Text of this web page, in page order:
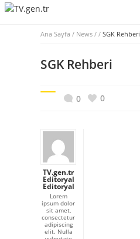
Ana Sayfa / News / / SGK Rehberi
SGK Rehberi
0 0
TV.gen.tr
Editoryal
Editoryal
Lorem
ipsum dolor
sit amet,
consectetur
adipiscing
elit. Nulla